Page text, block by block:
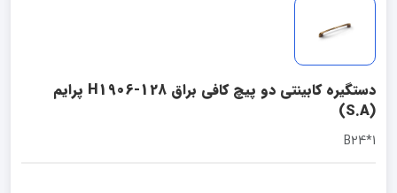
دستگیره کابینتی دو پیچ کافی براق H1906-128 پرایم
(S.A)
1*B24